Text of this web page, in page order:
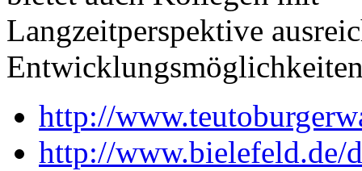
Langzeitperspektive
http://
http://www.bielefeld.de/